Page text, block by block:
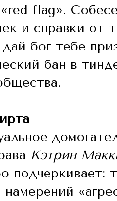
flag».
и справки от
бог тебе
бан в
Кэтрин
подчеркивает: